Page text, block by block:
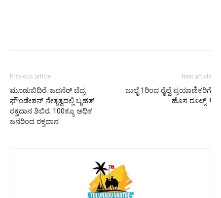
Previous article
ಮೂಡುಬಿದಿರೆ: ಜವನೆರ್ ಬೆದ್ರ
ಫೌಂಡೇಶನ್ ನೇತೃತ್ವದಲ್ಲಿ ಬೃಹತ್
ರಕ್ತದಾನ ಶಿಬಿರ; 100ಕ್ಕೂ ಅಧಿಕ
ಜನರಿಂದ ರಕ್ತದಾನ
Next article
ಜುಲೈ 1ರಿಂದ ರೈಲ್ವೆ ಪ್ರಯಾಣಿಕರಿಗೆ
ಹೊಸ ರೂಲ್ಸ್..!